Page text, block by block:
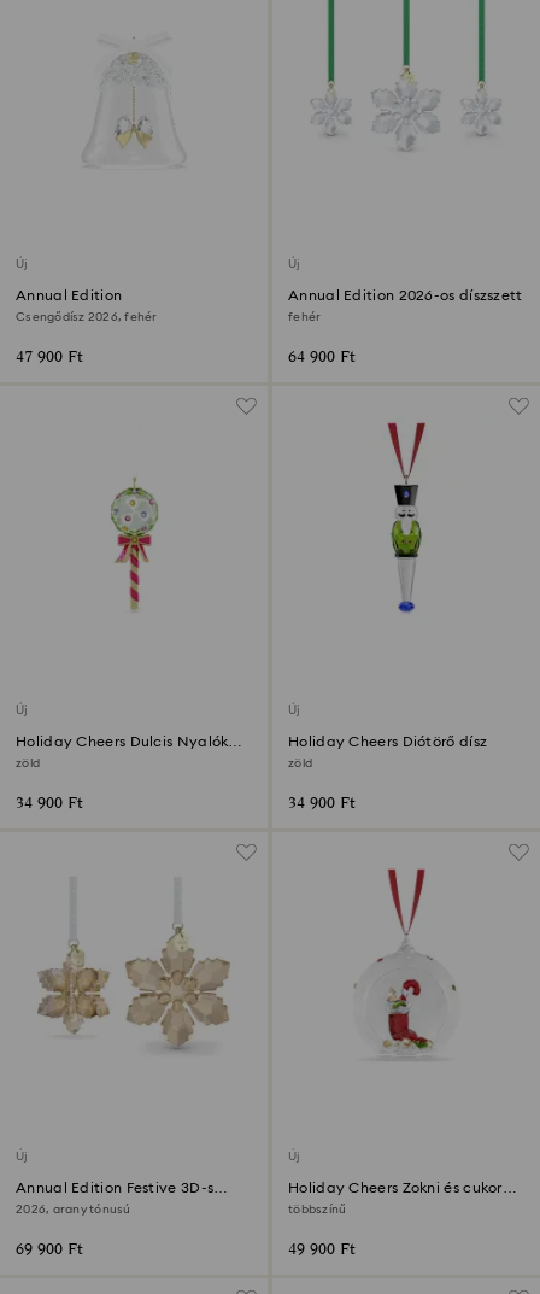
Új
Annual Edition
Csengődísz 2026, fehér
47 900 Ft
Új
Annual Edition 2026-os díszszett
fehér
64 900 Ft
Új
Holiday Cheers Dulcis Nyalóka
dísz
zöld
34 900 Ft
Új
Holiday Cheers Diótörő dísz
zöld
34 900 Ft
Új
Annual Edition Festive 3D-s
díszszett
2026, arany tónusú
69 900 Ft
Új
Holiday Cheers Zokni és cukorka
gömbdísz
többszínű
49 900 Ft